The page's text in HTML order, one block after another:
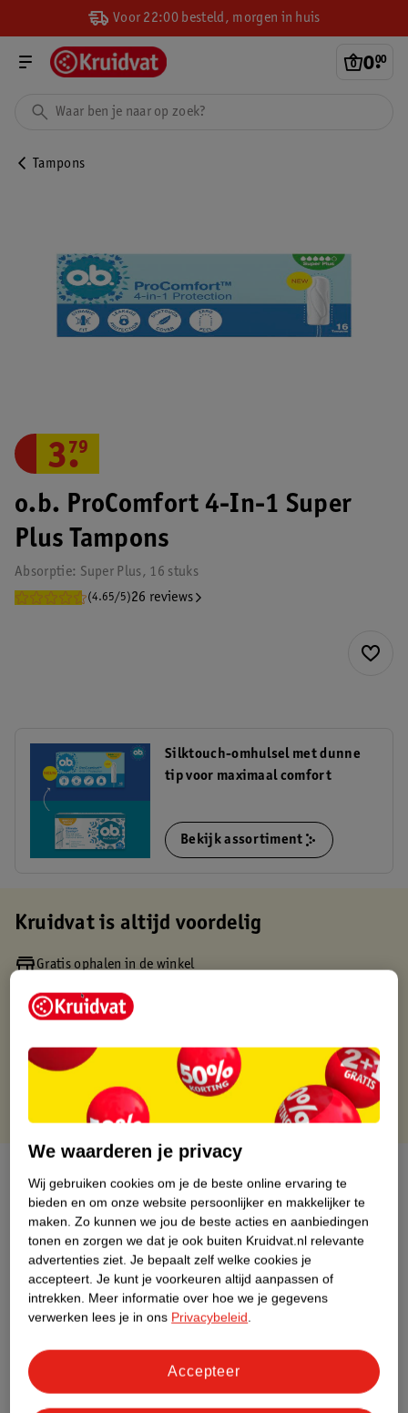
Voor 22:00 besteld, morgen in huis
0.
00
Tampons
o.b. ProComfort 4-In-1 Super
Plus Tampons
Absorptie: Super Plus, 16 stuks
(4.65/5)26 reviews
3.
79
Silktouch-omhulsel met dunne
tip voor maximaal comfort
Bekijk assortiment
Kruidvat is altijd voordelig
Gratis ophalen in de winkel
Gratis thuisbezorgd vanaf 50.00
Gratis punten met je Kruidvat kaart
Over dit product
Productinformatie
Etiketinformatie
Nature Impact Score
Dit product heeft (nog) geen Nature
Impact Score.
We waarderen je privacy
Wij gebruiken cookies om je de beste online ervaring te
bieden en om onze website persoonlijker en makkelijker te
maken. Zo kunnen we jou de beste acties en aanbiedingen
tonen en zorgen we dat je ook buiten Kruidvat.nl relevante
advertenties ziet. Je bepaalt zelf welke cookies je
accepteert. Je kunt je voorkeuren altijd aanpassen of
intrekken. Meer informatie over hoe we je gegevens
verwerken lees je in ons Privacybeleid.
Accepteer